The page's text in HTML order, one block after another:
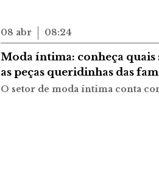
08 abr 08:24
Moda íntima: conheça quais
as peças queridinhas das
O setor de moda íntima conta